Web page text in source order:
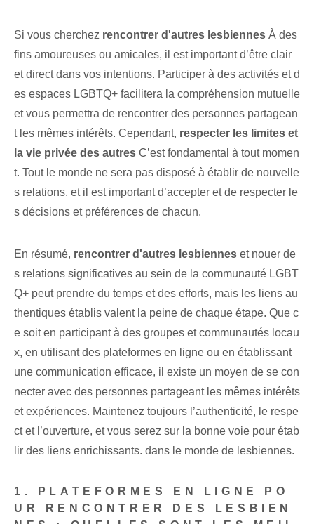
Si vous cherchez rencontrer d'autres lesbiennes À des
fins amoureuses ou amicales, il est important d’être clair
et direct dans vos intentions. Participer à des activités et d
es espaces LGBTQ+ facilitera la compréhension mutuelle
et vous permettra de rencontrer des personnes partagean
t les mêmes intérêts. Cependant, respecter⁢ les limites et
⁤la vie privée des autres C’est fondamental à tout momen
t. Tout le monde ne sera pas disposé à établir de nouvelle
s relations, et il est important d’accepter et de respecter le
s décisions et préférences de chacun.
En résumé, rencontrer d'autres lesbiennes et nouer de
s relations significatives au sein de la communauté ⁣LGBT
Q+ peut prendre du temps et des efforts, mais ⁣les liens au
thentiques établis⁢ valent la peine de chaque étape. Que c
e soit en participant à des groupes et communautés locau
x, en utilisant des plateformes en ligne ou en établissant
une communication efficace, il existe un moyen de se con
necter avec des personnes partageant les mêmes intérêts
et expériences. Maintenez toujours l’authenticité, le respe
ct et l’ouverture, et vous serez sur la bonne voie pour étab
lir des liens enrichissants. dans le monde de lesbiennes.
1. PLATEFORMES EN LIGNE PO
UR RENCONTRER DES LESBIEN